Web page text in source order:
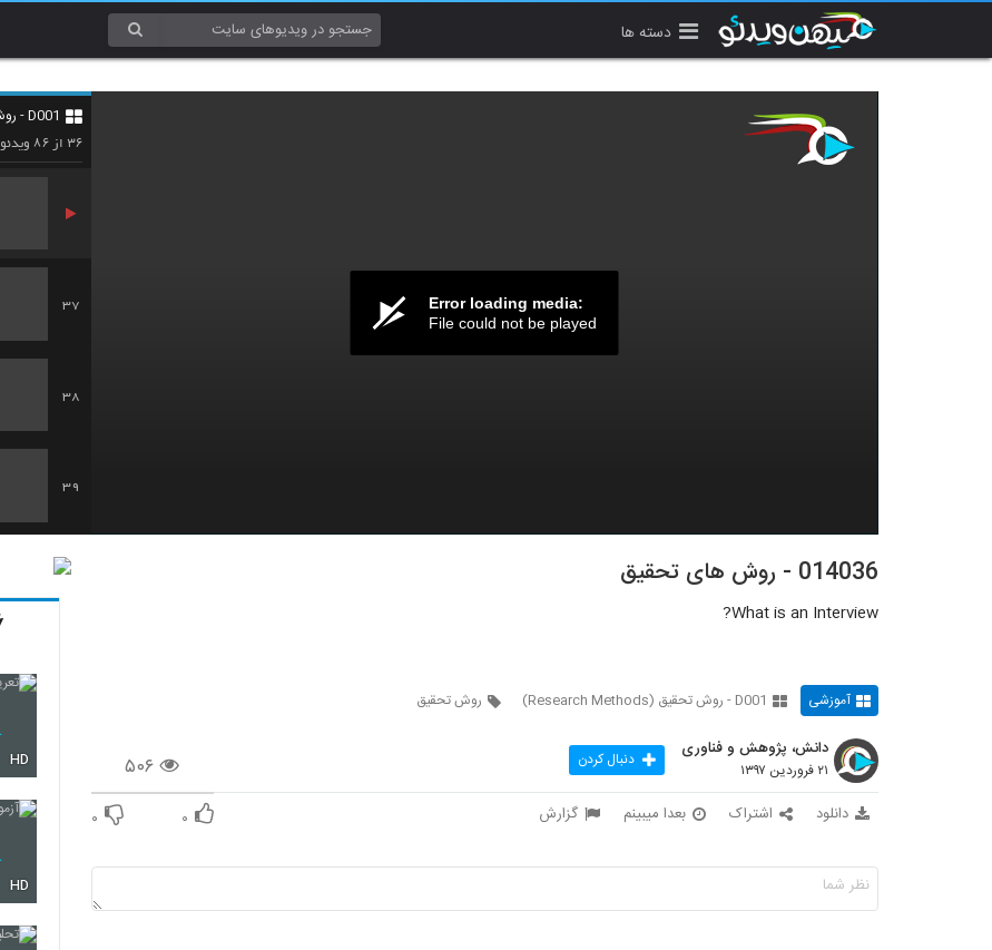
دسته ها
Error loading media:
File could not be played
D001 - روش تحقیق (Research Methods)
۳۶از ۸۶ ویدئو
35
37
38
39
40 014036 - روش های تحقیق
What is an Interview?
آموزشی D001 - روش تحقیق (Research Methods) روش تحقیق
۵۰۶
دانش، پژوهش و فناوری
۲۱ فروردین ۱۳۹۷ دنبال کردن
دانلود اشتراک بعدا میبینم گزارش ۰ ۰
HD
HD